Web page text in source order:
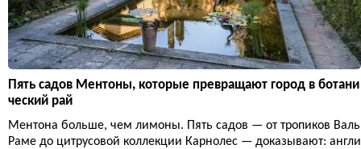
Пять садов Ментоны, которые превращают город в ботани
ческий рай
Ментона больше, чем лимоны. Пять садов — от тропиков Валь
Раме до цитрусовой коллекции Карнолес — доказывают: англи